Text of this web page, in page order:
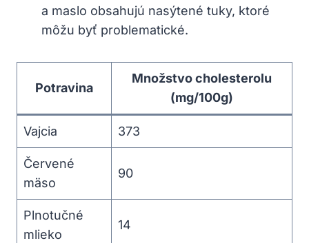
a maslo obsahujú nasýtené tuky,⁣ ktoré
môžu byť problematické.
Potravina
Množstvo cholesterolu
(mg/100g)
Vajcia 373
Červené
mäso
90
Plnotučné
mlieko
14